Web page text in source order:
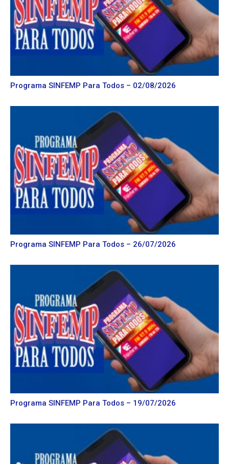
Programa SINFEMP Para Todos – 02/08/2026
Programa SINFEMP Para Todos – 26/07/2026
Programa SINFEMP Para Todos – 19/07/2026